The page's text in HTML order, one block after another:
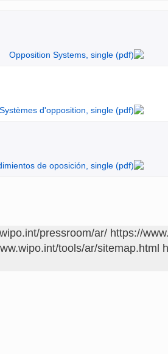
pressroom/ar/ https://
tools/ar/sitemap.html